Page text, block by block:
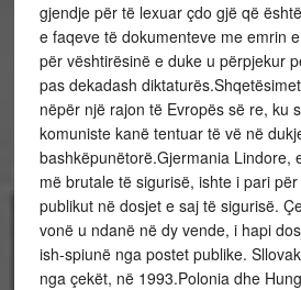
gjendje për të lexuar çdo gjë që
e faqeve të dokumenteve me emrin
për vështirësinë e duke u përpjekur
pas dekadash
nëpër një rajon të Evropës së re, ku
komuniste kanë tentuar të vë në
bashkëpunëtorë.Gjermania Lindore,
më brutale të sigurisë, ishte i pari
publikut në dosjet e saj të sigurisë.
vonë u ndanë në dy vende, i hapi
ish-spiunë nga postet publike.
nga çekët, në 1993.Polonia dhe